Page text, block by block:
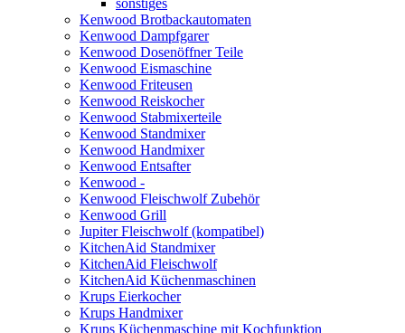
sonstiges
Kenwood Brotbackautomaten
Kenwood Dampfgarer
Kenwood Dosenöffner Teile
Kenwood Eismaschine
Kenwood Friteusen
Kenwood Reiskocher
Kenwood Stabmixerteile
Kenwood Standmixer
Kenwood Handmixer
Kenwood Entsafter
Kenwood -
Kenwood Fleischwolf Zubehör
Kenwood Grill
Jupiter Fleischwolf (kompatibel)
KitchenAid Standmixer
KitchenAid Fleischwolf
KitchenAid Küchenmaschinen
Krups Eierkocher
Krups Handmixer
Krups Küchenmaschine mit Kochfunktion